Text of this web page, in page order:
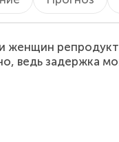
женщин
ведь задержка